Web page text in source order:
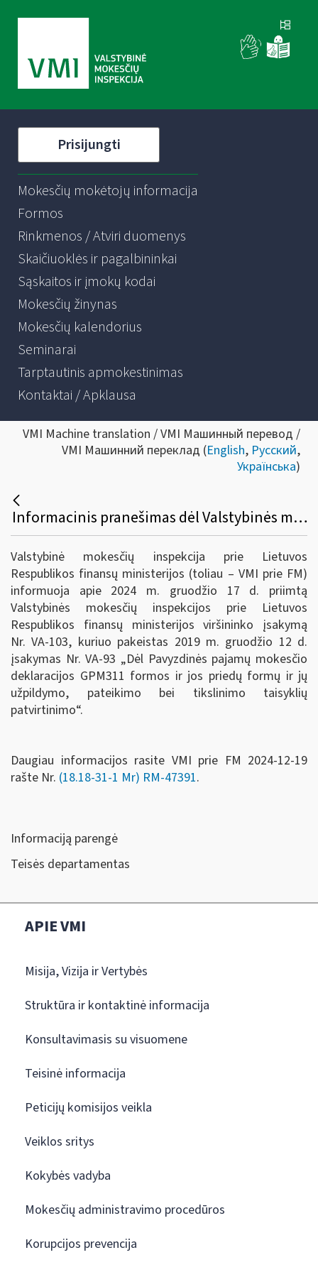
Prisijungti
Mokesčių mokėtojų informacija
Formos
Rinkmenos / Atviri duomenys
Skaičiuoklės ir pagalbininkai
Sąskaitos ir įmokų kodai
Mokesčių žinynas
Mokesčių kalendorius
Seminarai
Tarptautinis apmokestinimas
Kontaktai / Apklausa
VMI Machine translation / VMI Машинный перевод /
VMI Машинний переклад (English, Русский,
Українська)
Informacinis pranešimas dėl Valstybinės mokesčių inspekcijos prie Lietuvos Respublikos finansų ministerijos viršininko 2019 m. gruodžio 12 d. įsakymo Nr. VA- 93 „Dėl Pavyzdinės pajamų mokesčio deklaracijos GPM311 formos ir jos priedų formų ir jų užpildymo, pateikimo bei tikslinimo taisyklių patvirtinimo“ pakeitimo
Valstybinė mokesčių inspekcija prie Lietuvos
Respublikos finansų ministerijos (toliau – VMI prie FM)
informuoja apie 2024 m. gruodžio 17 d. priimtą
Valstybinės mokesčių inspekcijos prie Lietuvos
Respublikos finansų ministerijos viršininko įsakymą
Nr. VA-103, kuriuo pakeistas 2019 m. gruodžio 12 d.
įsakymas Nr. VA-93 „Dėl Pavyzdinės pajamų mokesčio
deklaracijos GPM311 formos ir jos priedų formų ir jų
užpildymo, pateikimo bei tikslinimo taisyklių
patvirtinimo“.
Daugiau informacijos rasite VMI prie FM 2024-12-19
rašte Nr. (18.18-31-1 Mr) RM-47391.
Informaciją parengė
Teisės departamentas
APIE VMI
Misija, Vizija ir Vertybės
Struktūra ir kontaktinė informacija
Konsultavimasis su visuomene
Teisinė informacija
Peticijų komisijos veikla
Veiklos sritys
Kokybės vadyba
Mokesčių administravimo procedūros
Korupcijos prevencija